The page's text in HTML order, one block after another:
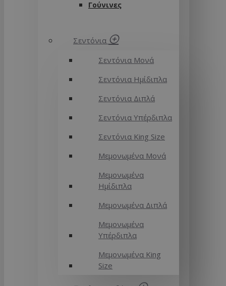
Γούνινες
Σεντόνια
Σεντόνια Μονά
Σεντόνια Ημίδιπλα
Σεντόνια Διπλά
Σεντόνια Υπέρδιπλα
Σεντόνια King Size
Μεμονωμένα Μονά
Μεμονωμένα
Ημίδιπλα
Μεμονωμένα Διπλά
Μεμονωμένα
Υπέρδιπλα
Μεμονωμένα King
Size